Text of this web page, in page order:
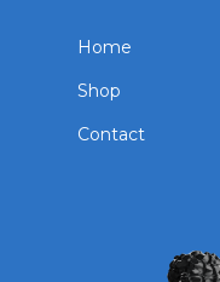
Home
Shop
Contact